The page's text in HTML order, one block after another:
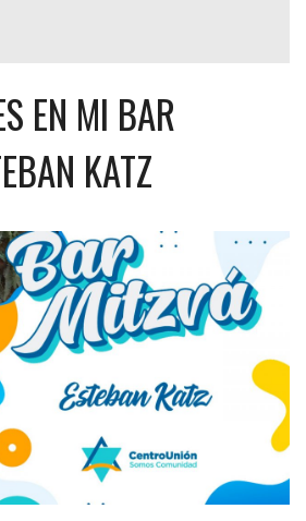
EN MI BAR
KATZ